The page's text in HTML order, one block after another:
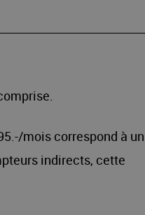
mois correspond à un
indirects, cette